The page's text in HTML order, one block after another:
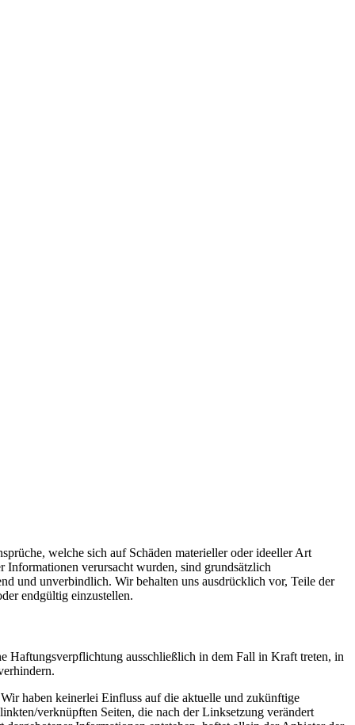
welche sich auf Schäden materieller oder ideeller Art
verursacht wurden, sind grundsätzlich
und unverbindlich. Wir behalten uns ausdrücklich vor, Teile der
endgültig einzustellen.
Haftungsverpflichtung ausschließlich in dem Fall in Kraft treten, in
haben keinerlei Einfluss auf die aktuelle und zukünftige
verknüpften Seiten, die nach der Linksetzung verändert